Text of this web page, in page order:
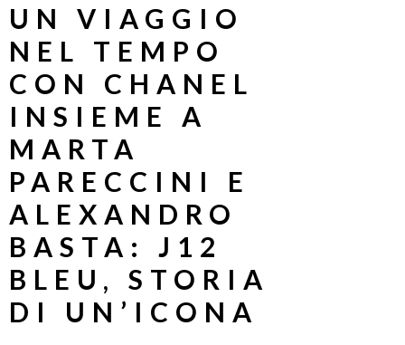
UN VIAGGIO
NEL TEMPO
CON CHANEL
INSIEME A
MARTA
PARECCINI E
ALEXANDRO
BASTA: J12
BLEU, STORIA
DI UN’ICONA